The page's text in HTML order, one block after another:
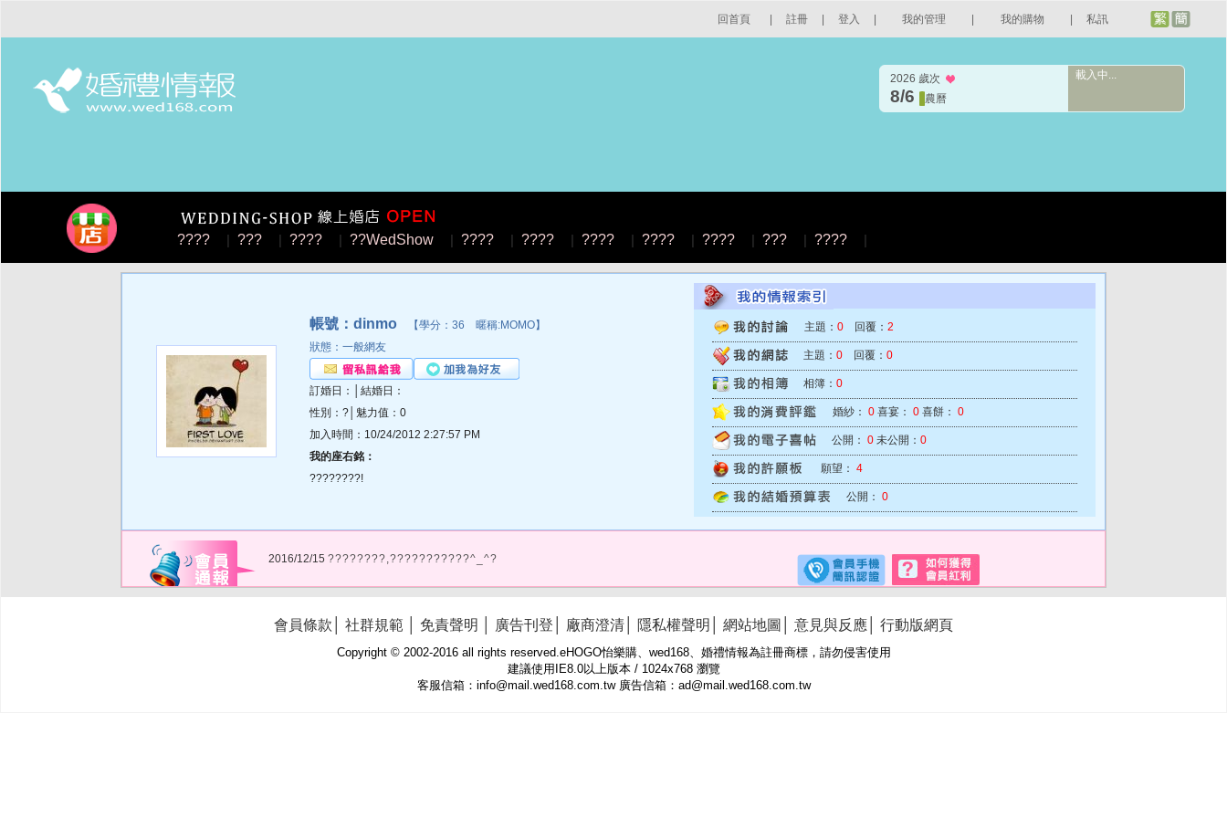
回首頁 註冊 登入 我的管理 我的購物 私訊
2026 歲次
8/6 農曆
載入中...
???? | ??? | ???? | ??WedShow | ???? | ???? | ???? | ???? | ???? | ??? | ???? |
帳號：dinmo 【學分：36 暱稱:MOMO】
狀態：一般網友
訂婚日：│結婚日：
性別：?│魅力值：0
加入時間：10/24/2012 2:27:57 PM
我的座右銘：
????????!
主題： 0 回覆： 2
主題： 0 回覆： 0
相簿： 0
婚紗： 0 喜宴： 0 喜餅： 0
公開： 0 未公開： 0
願望： 4
公開： 0
2016/12/15 ????????,???????????^_^?
會員條款 社群規範 免責聲明 廣告刊登 廠商澄清 隱私權聲明 網站地圖 意見與反應 行動版網頁
Copyright © 2002-2016 all rights reserved.eHOGO怡樂購、wed168、婚禮情報為註冊商標，請勿侵害使用
建議使用IE8.0以上版本 / 1024x768 瀏覽
客服信箱：info@mail.wed168.com.tw 廣告信箱：ad@mail.wed168.com.tw